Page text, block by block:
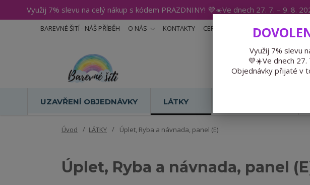
Využij 7% slevu na celý nákup s kódem PRAZDNINY! 💜☀️Ve dnech 27. 7. – 9.
BAREVNÉ ŠITÍ - NÁŠ PŘÍBĚH O NÁS KONTAKTY CERTIFIKÁTY BLOG
UZAVŘENÍ OBJEDNÁVKY LÁTKY
Úvod LÁTKY Úplet, Ryba a návnada, panel (E)
Úplet, Ryba a návnada, panel
Využij 7% slevu
💜☀️Ve dnech 27.
Objednávky přijaté v